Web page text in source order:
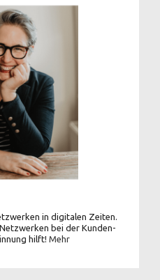
in digitalen Zeiten.
bei der Kunden-
hilft! Mehr